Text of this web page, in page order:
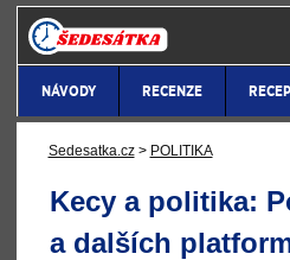
NÁVODY RECENZE
Sedesatka.cz > POLITIKA
Kecy a politika:
a dalších